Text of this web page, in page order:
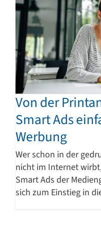
Von der
Smart Ads
Werbung
Wer schon in der
nicht im Internet
Smart Ads der
sich zum Einstieg in